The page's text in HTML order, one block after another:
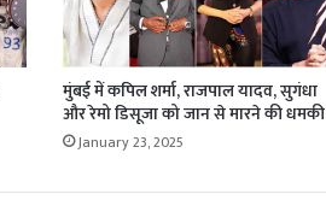
मुंबई में कपिल शर्मा, राजपाल यादव, सुगंधा
और रेमो डिसूजा को जान से मारने की धमकी
January 23, 2025